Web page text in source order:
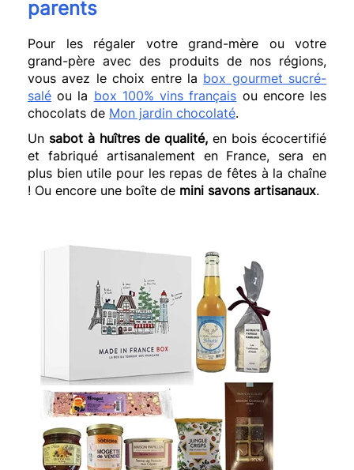
parents
Pour les régaler votre grand-mère ou votre
grand-père avec des produits de nos régions,
vous avez le choix entre la box gourmet sucré-
salé ou la box 100% vins français ou encore les
chocolats de Mon jardin chocolaté.
Un sabot à huîtres de qualité, en bois écocertifié
et fabriqué artisanalement en France, sera en
plus bien utile pour les repas de fêtes à la chaîne
! Ou encore une boîte de mini savons artisanaux.